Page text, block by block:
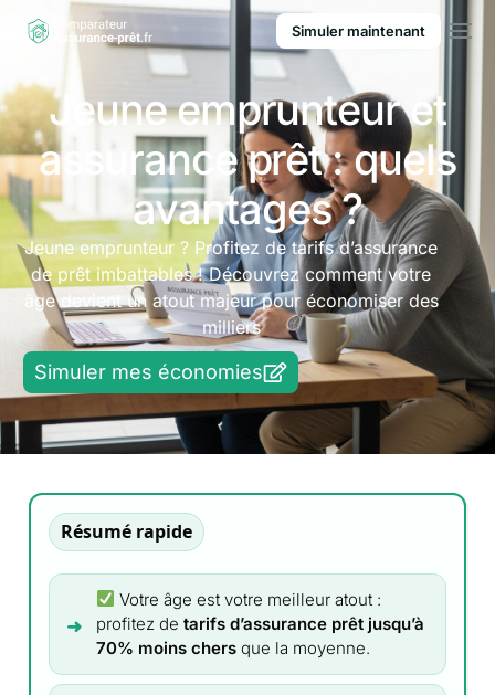
Simuler maintenant
Jeune emprunteur et
assurance prêt : quels
avantages ?
Jeune emprunteur ? Profitez de tarifs d’assurance
de prêt imbattables ! Découvrez comment votre
âge devient un atout majeur pour économiser des
milliers
Simuler mes économies
Résumé rapide
Votre âge est votre meilleur atout :
profitez detarifs d’assurance prêt jusqu’à
70% moins chers que la moyenne.